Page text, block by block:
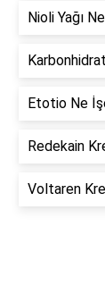
Nioli Yağı
Etotio Ne
Redekain
Voltaren